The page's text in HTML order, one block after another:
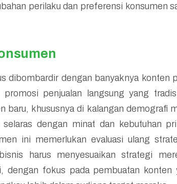
perilaku dan preferensi konsumen
dibombardir dengan banyaknya konten
penjualan langsung yang
baru, khususnya di kalangan demografi
dengan minat dan kebutuhan
ini memerlukan evaluasi ulang
harus menyesuaikan strategi
dengan fokus pada pembuatan konten